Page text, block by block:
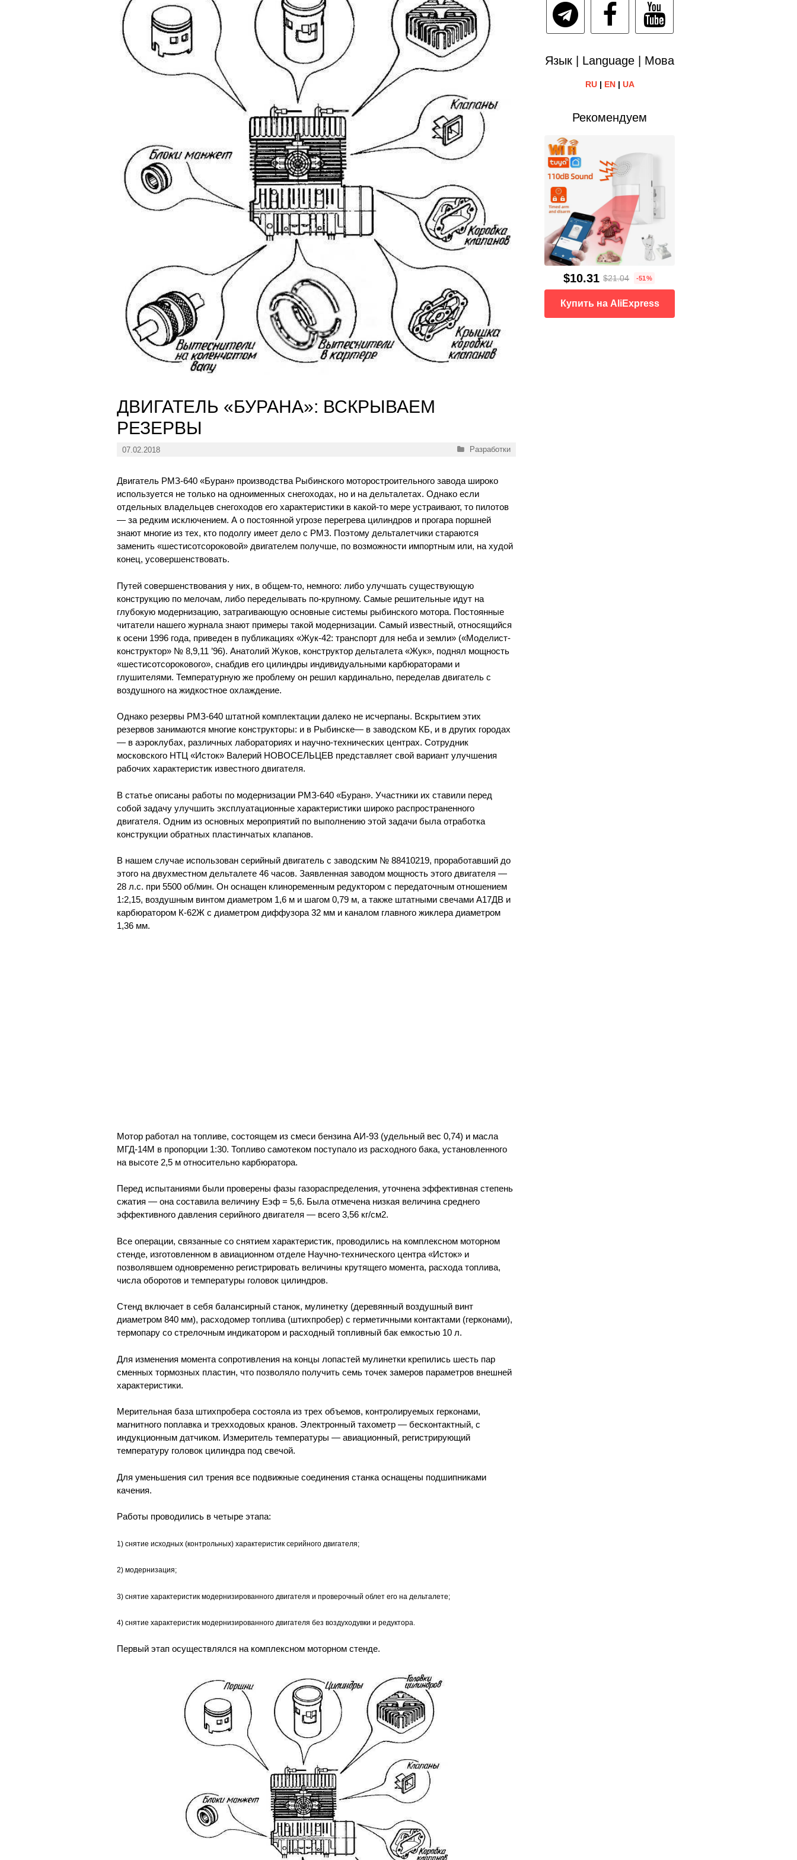
ДВИГАТЕЛЬ «БУРАНА»: ВСКРЫВАЕМ
РЕЗЕРВЫ
07.02.2018 Рубрики
Разработки
Двигатель РМЗ-640 «Буран» производства Рыбинского моторостроительного завода широко
используется не только на одноименных снегоходах, но и на дельталетах. Однако если
отдельных владельцев снегоходов его характеристики в какой-то мере устраивают, то пилотов
— за редким исключением. А о постоянной угрозе перегрева цилиндров и прогара поршней
знают многие из тех, кто подолгу имеет дело с РМЗ. Поэтому дельталетчики стараются
заменить «шестисотсороковой» двигателем получше, по возможности импортным или, на худой
конец, усовершенствовать.
Путей совершенствования у них, в общем-то, немного: либо улучшать существующую
конструкцию по мелочам, либо переделывать по-крупному. Самые решительные идут на
глубокую модернизацию, затрагивающую основные системы рыбинского мотора. Постоянные
читатели нашего журнала знают примеры такой модернизации. Самый известный, относящийся
к осени 1996 года, приведен в публикациях «Жук-42: транспорт для неба и земли» («Моделист-
конструктор» № 8,9,11 ’96). Анатолий Жуков, конструктор дельталета «Жук», поднял мощность
«шестисотсорокового», снабдив его цилиндры индивидуальными карбюраторами и
глушителями. Температурную же проблему он решил кардинально, переделав двигатель с
воздушного на жидкостное охлаждение.
Однако резервы РМЗ-640 штатной комплектации далеко не исчерпаны. Вскрытием этих
резервов занимаются многие конструкторы: и в Рыбинске— в заводском КБ, и в других городах
— в аэроклубах, различных лабораториях и научно-технических центрах. Сотрудник
московского НТЦ «Исток» Валерий НОВОСЕЛЬЦЕВ представляет свой вариант улучшения
рабочих характеристик известного двигателя.
В статье описаны работы по модернизации РМЗ-640 «Буран». Участники их ставили перед
собой задачу улучшить эксплуатационные характеристики широко распространенного
двигателя. Одним из основных мероприятий по выполнению этой задачи была отработка
конструкции обратных пластинчатых клапанов.
В нашем случае использован серийный двигатель с заводским № 88410219, проработавший до
этого на двухместном дельталете 46 часов. Заявленная заводом мощность этого двигателя —
28 л.с. при 5500 об/мин. Он оснащен клиноременным редуктором с передаточным отношением
1:2,15, воздушным винтом диаметром 1,6 м и шагом 0,79 м, а также штатными свечами А17ДВ и
карбюратором К-62Ж с диаметром диффузора 32 мм и каналом главного жиклера диаметром
1,36 мм.
Мотор работал на топливе, состоящем из смеси бензина АИ-93 (удельный вес 0,74) и масла
МГД-14М в пропорции 1:30. Топливо самотеком поступало из расходного бака, установленного
на высоте 2,5 м относительно карбюратора.
Перед испытаниями были проверены фазы газораспределения, уточнена эффективная степень
сжатия — она составила величину Еэф = 5,6. Была отмечена низкая величина среднего
эффективного давления серийного двигателя — всего 3,56 кг/см2.
Все операции, связанные со снятием характеристик, проводились на комплексном моторном
стенде, изготовленном в авиационном отделе Научно-технического центра «Исток» и
позволявшем одновременно регистрировать величины крутящего момента, расхода топлива,
числа оборотов и температуры головок цилиндров.
Стенд включает в себя балансирный станок, мулинетку (деревянный воздушный винт
диаметром 840 мм), расходомер топлива (штихпробер) с герметичными контактами (герконами),
термопару со стрелочным индикатором и расходный топливный бак емкостью 10 л.
Для изменения момента сопротивления на концы лопастей мулинетки крепились шесть пар
сменных тормозных пластин, что позволяло получить семь точек замеров параметров внешней
характеристики.
Мерительная база штихпробера состояла из трех объемов, контролируемых герконами,
магнитного поплавка и трехходовых кранов. Электронный тахометр — бесконтактный, с
индукционным датчиком. Измеритель температуры — авиационный, регистрирующий
температуру головок цилиндра под свечой.
Для уменьшения сил трения все подвижные соединения станка оснащены подшипниками
качения.
Работы проводились в четыре этапа:
1) снятие исходных (контрольных) характеристик серийного двигателя;
2) модернизация;
3) снятие характеристик модернизированного двигателя и проверочный облет его на дельталете;
4) снятие характеристик модернизированного двигателя без воздуходувки и редуктора.
Первый этап осуществлялся на комплексном моторном стенде.
Язык | Language | Мова
RU| EN| UA
Рекомендуем
$10.31 $21.04 -51%
Купить на AliExpress